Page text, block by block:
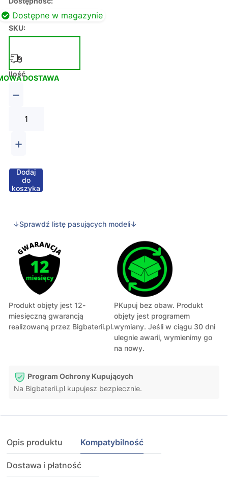
Dostępne w magazynie
SKU:
DOSTAWA
Ilość
−
+
Dodaj
do
koszyka
↓Sprawdź listę pasujących modeli↓
Produkt objęty jest 12-
miesięczną gwarancją
realizowaną przez Bigbaterii.pl.
PKupuj bez obaw. Produkt
objęty jest programem
wymiany. Jeśli w ciągu 30 dni
ulegnie awarii, wymienimy go
na nowy.
Program Ochrony Kupujących
Na Bigbaterii.pl kupujesz bezpiecznie.
Opis produktu Kompatybilność
Dostawa i płatność